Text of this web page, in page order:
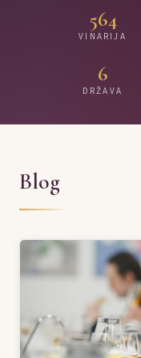
564
VINARIJA
6
DRŽAVA
Blog